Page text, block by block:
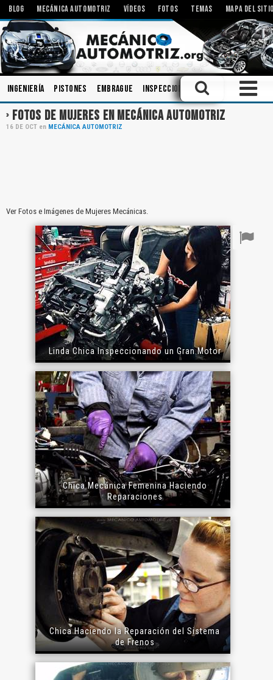
BLOG MECÁNICA AUTOMOTRIZ VÍDEOS FOTOS TEMAS MAPA DEL
Ingeniería Pistones Embrague Inspecciones Carrocerias
FOTOS DE MUJERES EN MECÁNICA AUTOMOTRIZ
16 DE OCT en MECÁNICA AUTOMOTRIZ
Ver Fotos e Imágenes de Mujeres Mecánicas.
Linda Chica Inspeccionando un Gran Motor
Chica Mecánica Femenina Haciendo
Reparaciones
Chica Haciendo la Reparación del Sistema
de Frenos